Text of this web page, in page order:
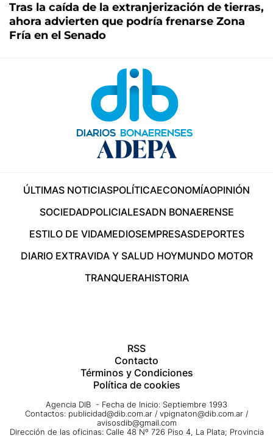
Tras la caída de la extranjerización de tierras,
ahora advierten que podría frenarse Zona
Fría en el Senado
ÚLTIMAS NOTICIASPOLÍTICAECONOMÍAOPINIÓN
SOCIEDADPOLICIALESADN BONAERENSE
ESTILO DE VIDAMEDIOSEMPRESASDEPORTES
DIARIO EXTRAVIDA Y SALUD HOYMUNDO MOTOR
TRANQUERAHISTORIA
RSS
Contacto
Términos y Condiciones
Política de cookies
Agencia DIB - Fecha de Inicio: Septiembre 1993
Contactos: publicidad@dib.com.ar / vpignaton@dib.com.ar /
avisosdib@gmail.com
Dirección de las oficinas: Calle 48 Nº 726 Piso 4, La Plata; Provincia